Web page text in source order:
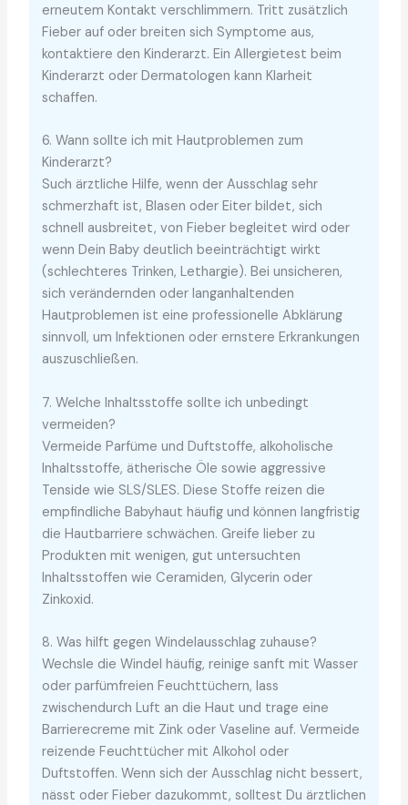
erneutem Kontakt verschlimmern. Tritt zusätzlich
Fieber auf oder breiten sich Symptome aus,
kontaktiere den Kinderarzt. Ein Allergietest beim
Kinderarzt oder Dermatologen kann Klarheit
schaffen.
6. Wann sollte ich mit Hautproblemen zum
Kinderarzt?
Such ärztliche Hilfe, wenn der Ausschlag sehr
schmerzhaft ist, Blasen oder Eiter bildet, sich
schnell ausbreitet, von Fieber begleitet wird oder
wenn Dein Baby deutlich beeinträchtigt wirkt
(schlechteres Trinken, Lethargie). Bei unsicheren,
sich verändernden oder langanhaltenden
Hautproblemen ist eine professionelle Abklärung
sinnvoll, um Infektionen oder ernstere Erkrankungen
auszuschließen.
7. Welche Inhaltsstoffe sollte ich unbedingt
vermeiden?
Vermeide Parfüme und Duftstoffe, alkoholische
Inhaltsstoffe, ätherische Öle sowie aggressive
Tenside wie SLS/SLES. Diese Stoffe reizen die
empfindliche Babyhaut häufig und können langfristig
die Hautbarriere schwächen. Greife lieber zu
Produkten mit wenigen, gut untersuchten
Inhaltsstoffen wie Ceramiden, Glycerin oder
Zinkoxid.
8. Was hilft gegen Windelausschlag zuhause?
Wechsle die Windel häufig, reinige sanft mit Wasser
oder parfümfreien Feuchttüchern, lass
zwischendurch Luft an die Haut und trage eine
Barrierecreme mit Zink oder Vaseline auf. Vermeide
reizende Feuchttücher mit Alkohol oder
Duftstoffen. Wenn sich der Ausschlag nicht bessert,
nässt oder Fieber dazukommt, solltest Du ärztlichen